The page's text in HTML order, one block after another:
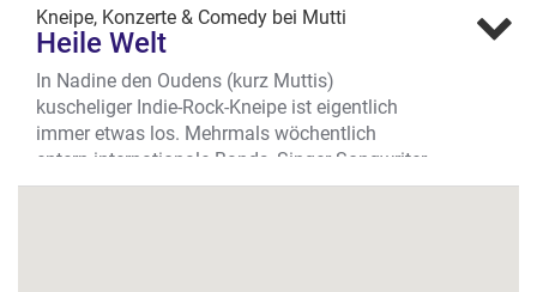
Kneipe, Konzerte & Comedy bei Mutti
Heile Welt
In Nadine den Oudens (kurz Muttis)
kuscheliger Indie-Rock-Kneipe ist eigentlich
immer etwas los. Mehrmals wöchentlich
entern internationale Bands, Singer-Songwriter,
Comedy- Acts oder Autoren für Lesungen die